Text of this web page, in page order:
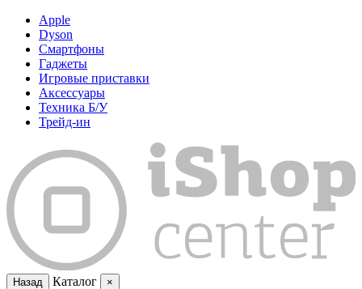
Apple
Dyson
Смартфоны
Гаджеты
Игровые приставки
Аксессуары
Техника Б/У
Трейд-ин
Назад Каталог ×